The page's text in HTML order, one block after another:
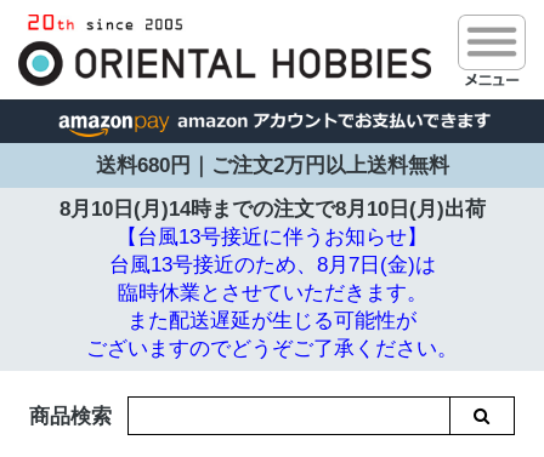
送料680円｜ご注文2万円以上送料無料
8月10日(月)14時までの注文で8月10日(月)出荷
【台風13号接近に伴うお知らせ】
台風13号接近のため、8月7日(金)は
臨時休業とさせていただきます。
また配送遅延が生じる可能性が
ございますのでどうぞご了承ください。
商品検索